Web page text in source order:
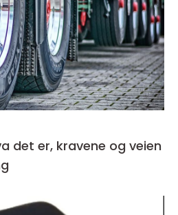
det er, kravene og veien